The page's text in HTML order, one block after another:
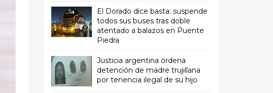
El Dorado dice basta: suspende
todos sus buses tras doble
atentado a balazos en Puente
Piedra
Justicia argentina ordena
detención de madre trujillana
por tenencia ilegal de su hijo